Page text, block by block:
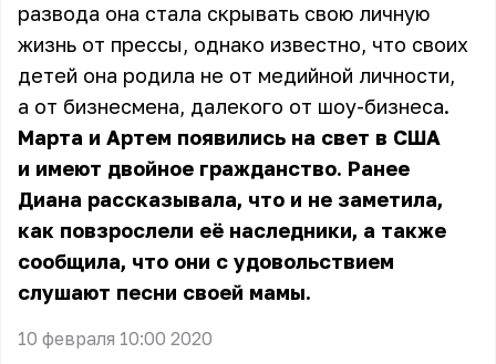
развода она стала скрывать свою личную
жизнь от прессы, однако известно, что своих
детей она родила не от медийной личности,
а от бизнесмена, далекого от шоу-бизнеса.
Марта и Артем появились на свет в США
и имеют двойное гражданство. Ранее
Диана рассказывала, что и не заметила,
как повзрослели её наследники, а также
сообщила, что они с удовольствием
слушают песни своей мамы.
10 февраля 10:00 2020